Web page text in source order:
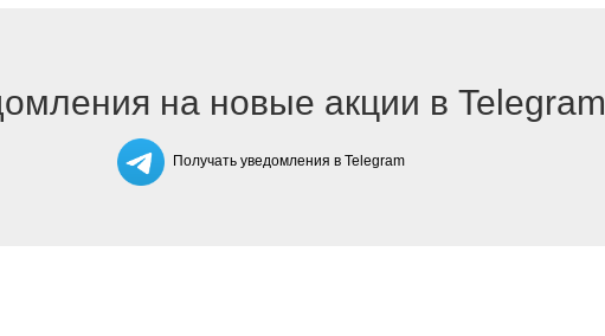
на новые акции в Telegram
Получать уведомления в Telegram